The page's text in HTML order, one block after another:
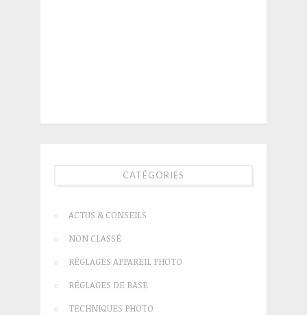
CATÉGORIES
ACTUS & CONSEILS
NON CLASSÉ
RÉGLAGES APPAREIL PHOTO
RÉGLAGES DE BASE
TECHNIQUES PHOTO